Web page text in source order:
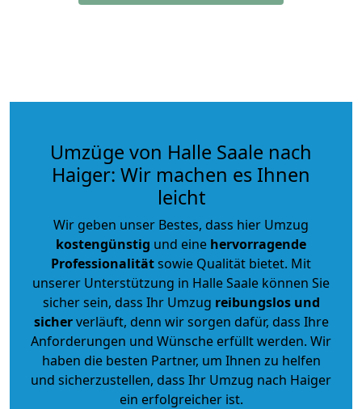
Umzüge von Halle Saale nach
Haiger: Wir machen es Ihnen
leicht
Wir geben unser Bestes, dass hier Umzug
kostengünstig und eine hervorragende
Professionalitätsowie Qualität bietet. Mit
unserer Unterstützung in Halle Saale können Sie
sicher sein, dass Ihr Umzug reibungslos und
sicherverläuft, denn wir sorgen dafür, dass Ihre
Anforderungen und Wünsche erfüllt werden. Wir
haben die besten Partner, um Ihnen zu helfen
und sicherzustellen, dass Ihr Umzug nach Haiger
ein erfolgreicher ist.